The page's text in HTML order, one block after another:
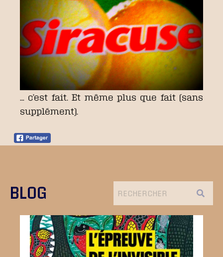
… c’est fait. Et même plus que fait (sans
supplément).
BLOG